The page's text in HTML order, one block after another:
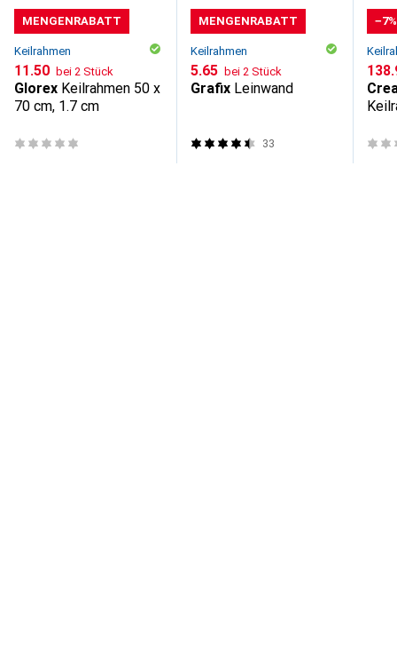
MENGENRABATT
Keilrahmen
CHF
11.50 bei 2 Stück
Glorex Keilrahmen 50 x
70 cm, 1.7 cm
MENGENRABATT
Keilrahmen
CHF
5.65 bei 2 Stück
Grafix Leinwand
33
−7%
CHF